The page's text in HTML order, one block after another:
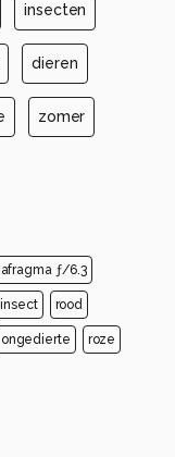
insecten
dieren
zomer
ƒ/6.3
insect rood
ongedierte roze